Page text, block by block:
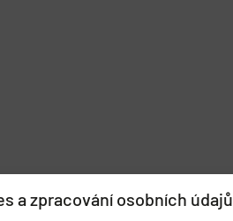
a zpracování osobních údajů